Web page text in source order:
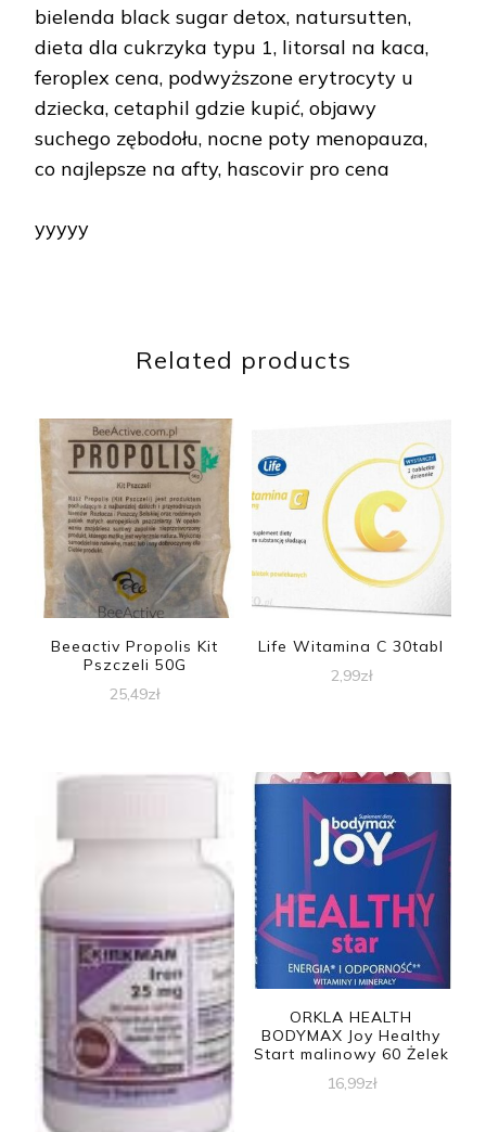
bielenda black sugar detox, natursutten,
dieta dla cukrzyka typu 1, litorsal na kaca,
feroplex cena, podwyższone erytrocyty u
dziecka, cetaphil gdzie kupić, objawy
suchego zębodołu, nocne poty menopauza,
co najlepsze na afty, hascovir pro cena
yyyyy
Related products
Beeactiv Propolis Kit
Pszczeli 50G
25,49zł
Life Witamina C 30tabl
2,99zł
ORKLA HEALTH
BODYMAX Joy Healthy
Start malinowy 60 Żelek
16,99zł